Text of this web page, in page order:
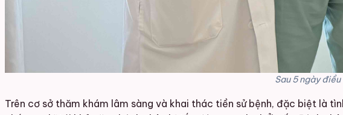
Sau 5 ngày
Trên cơ sở thăm khám lâm sàng và khai thác tiền sử bệnh, đặc biệt là